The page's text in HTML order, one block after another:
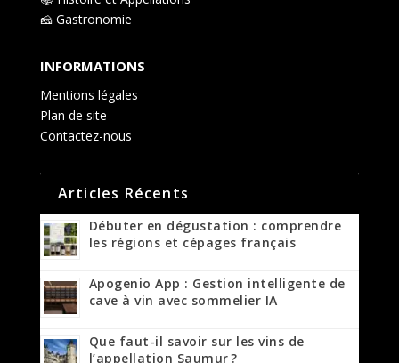
🧀 Gastronomie
INFORMATIONS
Mentions légales
Plan de site
Contactez-nous
Articles Récents
Débuter en dégustation : comprendre
les régions et cépages français
Apogenio App : Gestion intelligente de
cave à vin avec sommelier IA
Que faut-il savoir sur les vins de
l’appellation Saumur ?